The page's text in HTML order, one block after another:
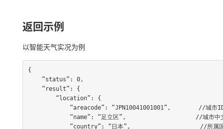
返回示例
以智能天气实况为例
{